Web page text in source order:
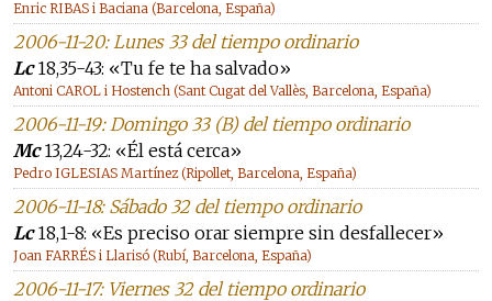
Enric RIBAS i Baciana (Barcelona, España)
2006-11-20: Lunes 33 del tiempo ordinario
Lc18,35-43: «Tu fe te ha salvado»
Antoni CAROL i Hostench (Sant Cugat del Vallès, Barcelona, España)
2006-11-19: Domingo 33 (B) del tiempo ordinario
Mc13,24-32: «Él está cerca»
Pedro IGLESIAS Martínez (Ripollet, Barcelona, España)
2006-11-18: Sábado 32 del tiempo ordinario
Lc18,1-8: «Es preciso orar siempre sin desfallecer»
Joan FARRÉS i Llarisó (Rubí, Barcelona, España)
2006-11-17: Viernes 32 del tiempo ordinario